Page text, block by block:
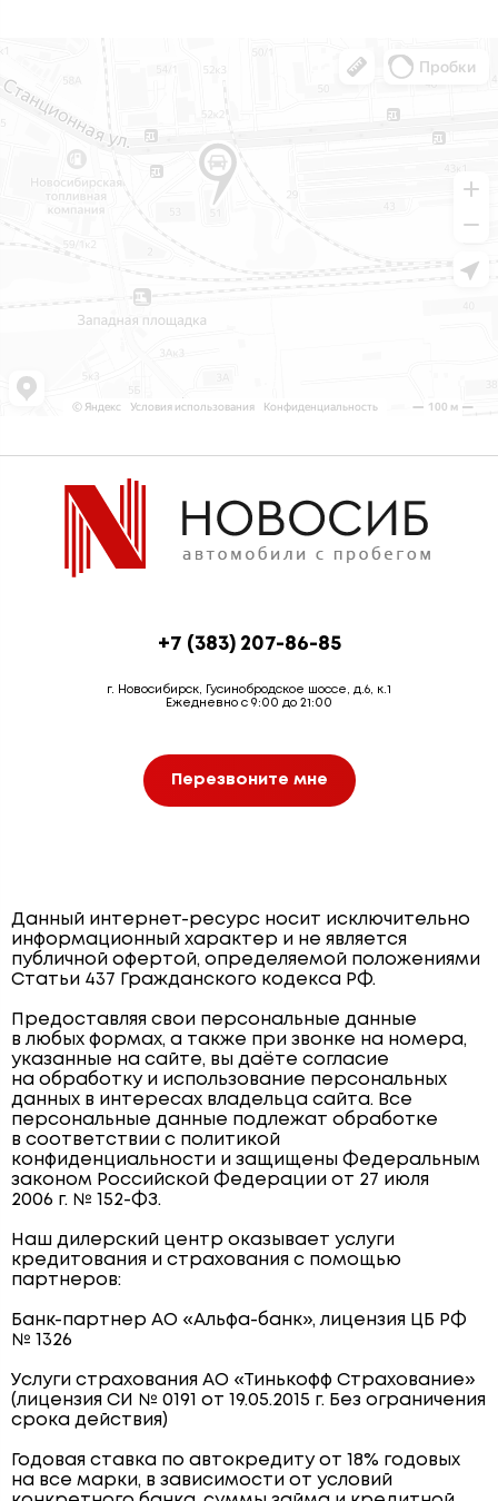
+7 (383) 207-86-85
г. Новосибирск, Гусинобродское шоссе, д.6, к.1
Ежедневно с 9:00 до 21:00
Перезвоните мне
Данный интернет-ресурс носит исключительно
информационный характер и не является
публичной офертой, определяемой положениями
Статьи 437 Гражданского кодекса РФ.
Предоставляя свои персональные данные
в любых формах, а также при звонке на номера,
указанные на сайте, вы даёте согласие
на обработку и использование персональных
данных в интересах владельца сайта. Все
персональные данные подлежат обработке
в соответствии с политикой
конфиденциальности и защищены Федеральным
законом Российской Федерации от 27 июля
2006 г. № 152-ФЗ.
Наш дилерский центр оказывает услуги
кредитования и страхования с помощью
партнеров:
Банк-партнер АО «Альфа-банк», лицензия ЦБ РФ
№ 1326
Услуги страхования АО «Тинькофф Страхование»
(лицензия СИ № 0191 от 19.05.2015 г. Без ограничения
срока действия)
Годовая ставка по автокредиту от 18% годовых
на все марки, в зависимости от условий